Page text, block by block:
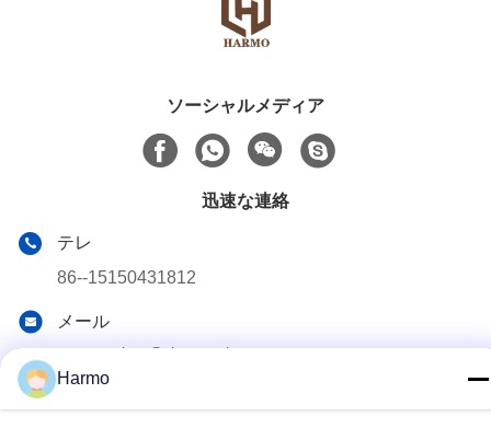
ソーシャルメディア
迅速な連絡
テレ
86--15150431812
メール
summerzhou@chocmach.com
Harmo